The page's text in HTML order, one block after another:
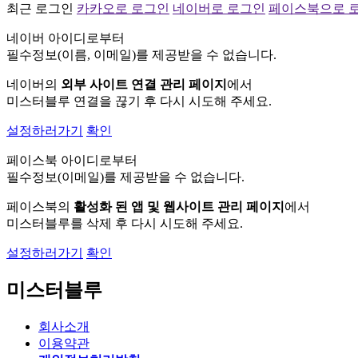
최근 로그인 카카오로 로그인 네이버로 로그인 페이스북으로
네이버 아이디로부터
필수정보(이름, 이메일)를 제공받을 수 없습니다.
네이버의 외부 사이트 연결 관리 페이지 에서
미스터블루 연결을 끊기 후 다시 시도해 주세요.
설정하러가기 확인
페이스북 아이디로부터
필수정보(이메일)를 제공받을 수 없습니다.
페이스북의 활성화 된 앱 및 웹사이트 관리 페이지 에서
미스터블루를 삭제 후 다시 시도해 주세요.
설정하러가기 확인
미스터블루
회사소개
이용약관